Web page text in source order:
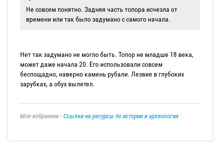
Не совсем понятно. Задняя часть топора исчезла от
времени или так было задумано с самого начала.
Нет так задумано не могло быть. Топор не младше 18 века,
может даже начала 20. Его использовали совсем
беспощадно, наверно камень рубали. Лезвие в глубоких
зарубках, а обух вылетел.
Мое избранное - Ссылки на ресурсы по истории и археологии